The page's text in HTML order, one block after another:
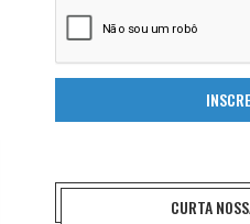
CURTA